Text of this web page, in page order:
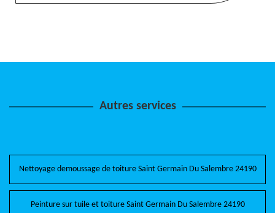
Autres services
Nettoyage demoussage de toiture Saint Germain Du Salembre 24190
Peinture sur tuile et toiture Saint Germain Du Salembre 24190